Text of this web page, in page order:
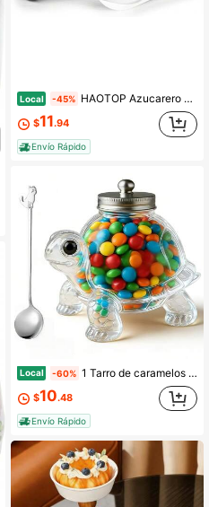
Local -45% HAOTOP Azucarero de 12 onzas con tapa y cuchara, tarro de azúcar de cerámica, dispensador de azúcar, recipiente de azúcar, accesorios de barra de café, tarros de cocina para mostrador, negro
$11.94
Envío Rápido
Local -60% 1 Tarro de caramelos con forma de tortuga (con una cuchara con forma de gato), frasco de galletas de vidrio reutilizable con tapa sellada, recipiente para aperitivos de mascotas con forma de animal lindo, tarro de café, recipiente decorativo de almacenamiento de cocina
$10.48
Envío Rápido